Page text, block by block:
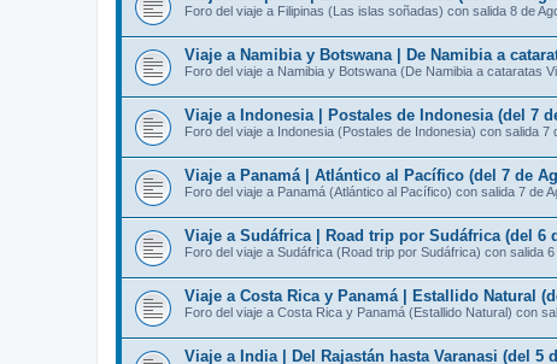
Foro del viaje a Filipinas (Las islas soñadas) con salida 8 de
Viaje a Namibia y Botswana | De Namibia a
Foro del viaje a Namibia y Botswana (De Namibia a cataratas
Viaje a Indonesia | Postales de Indonesia (del 7
Foro del viaje a Indonesia (Postales de Indonesia) con salida 7
Viaje a Panamá | Atlántico al Pacífico (del 7 de
Foro del viaje a Panamá (Atlántico al Pacífico) con salida 7 de
Viaje a Sudáfrica | Road trip por Sudáfrica (del 6
Foro del viaje a Sudáfrica (Road trip por Sudáfrica) con salida 6
Viaje a Costa Rica y Panamá | Estallido Natural
Foro del viaje a Costa Rica y Panamá (Estallido Natural) con
Viaje a India | Del Rajastán hasta Varanasi (del 5